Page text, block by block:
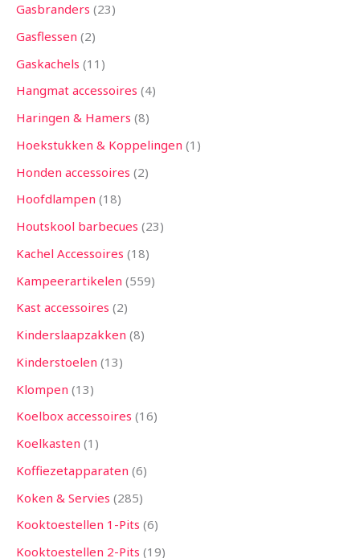
Gasbranders 23
Gasflessen 2
Gaskachels 11
Hangmat accessoires 4
Haringen & Hamers 8
Hoekstukken & Koppelingen 1
Honden accessoires 2
Hoofdlampen 18
Houtskool barbecues 23
Kachel Accessoires 18
Kampeerartikelen 559
Kast accessoires 2
Kinderslaapzakken 8
Kinderstoelen 13
Klompen 13
Koelbox accessoires 16
Koelkasten 1
Koffiezetapparaten 6
Koken & Servies 285
Kooktoestellen 1-Pits 6
Kooktoestellen 2-Pits 19